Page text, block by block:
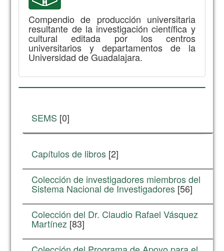
Compendio de producción universitaria
resultante de la investigación científica y
cultural editada por los centros
universitarios y departamentos de la
Universidad de Guadalajara.
SEMS [0]
Capítulos de libros [2]
Colección de investigadores miembros del
Sistema Nacional de Investigadores [56]
Colección del Dr. Claudio Rafael Vásquez
Martínez [83]